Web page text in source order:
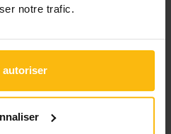
notre trafic.
autoriser
à des ressources
votre ASBL.